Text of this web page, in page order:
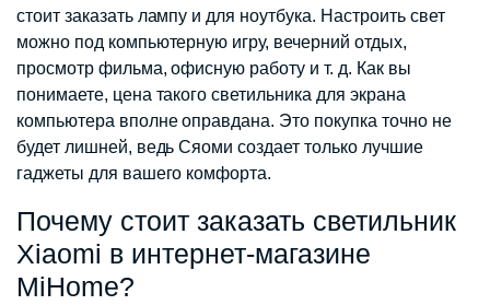
стоит заказать лампу и для ноутбука. Настроить свет
можно под компьютерную игру, вечерний отдых,
просмотр фильма, офисную работу и т. д. Как вы
понимаете, цена такого светильника для экрана
компьютера вполне оправдана. Это покупка точно не
будет лишней, ведь Сяоми создает только лучшие
гаджеты для вашего комфорта.
Почему стоит заказать светильник
Xiaomi в интернет-магазине
MiHome?